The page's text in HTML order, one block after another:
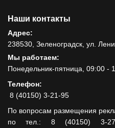
Наши контакты
Адрес:
238530, Зеленоградск, ул.
Мы работаем:
Понедельник-пятница, 09:00 -
Телефон:
8 (40150) 3-21-95
По вопросам размещения
по тел.: 8 (40150) 3-